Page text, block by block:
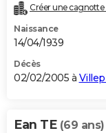
Créer une cagnotte
Naissance
14/04/1939
Décès
02/02/2005 à
Ean TE (69 ans)